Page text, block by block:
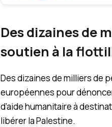
Des dizaines de
soutien à la
Des dizaines de milliers de
européennes pour
d’aide humanitaire à
libérer la Palestine.